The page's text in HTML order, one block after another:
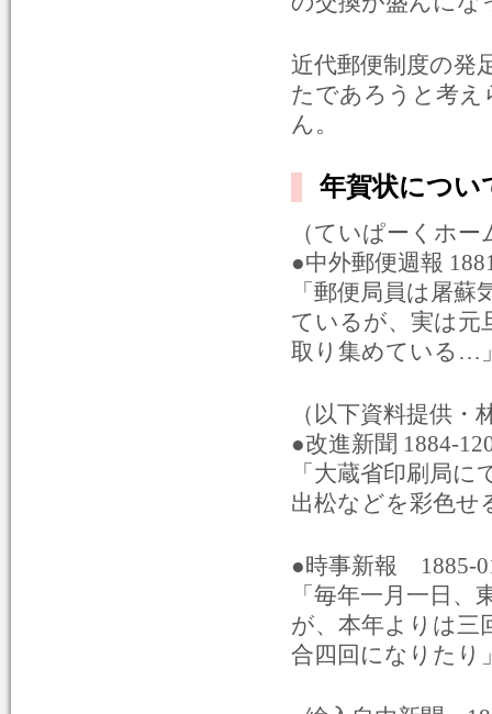
近代郵便制度の発
たであろうと考
ん。
年賀状につい
（ていぱーくホ
●中外郵便週報
「郵便局員は屠
ているが、実は元
取り集めている…
（以下資料提供・
●改進新聞 1884-
「大蔵省印刷局
出松などを彩色せ
●時事新報 1885-
「毎年一月一日
が、本年よりは三
合四回になりたり